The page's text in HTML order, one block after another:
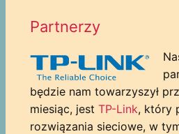
Partnerzy
będzie nam towarzyszył
miesiąc, jest TP-Link, który
rozwiązania sieciowe, w